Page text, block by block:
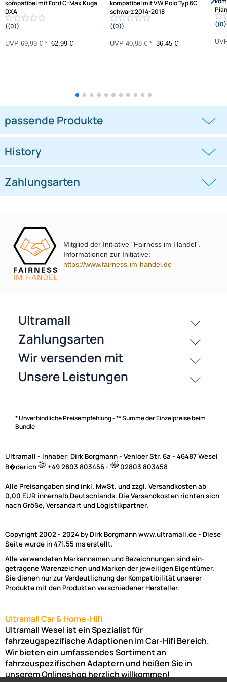
-10%
Doppel DIN Radioblende
kompatibel mit Ford C-Max Kuga
DXA
((0))
-11,1%
schwarz 2014-2018
passende Produkte
Zahlungsarten
Mitglied der Initiative "Fairness im Handel".
Informationen zur Initiative:
https://www.fairness-im-handel.de
* Unverbindliche Preisempfehlung - ** Summe der Einzelpreise beim
Bundle
Ultramall - Inhaber: Dirk Borgmann - Venloer Str. 6a - 46487 Wesel
B�derich
+49 2803 803456 - 02803 803458
Alle Preisangaben sind inkl. MwSt. und zzgl. Versandkosten ab
0,00 EUR innerhalb Deutschlands. Die Versandkosten richten sich
nach Größe, Versandart und Logistikpartner.
Copyright 2002 - 2024 by Dirk Borgmann www.ultramall.de - Diese
Seite wurde in 471.55 ms erstellt.
Alle verwendeten Markennamen und Bezeichnungen sind ein-
getragene Warenzeichen und Marken der jeweiligen Eigentümer.
Sie dienen nur zur Verdeutlichung der Kompatibilität unserer
Produkte mit den Produkten verschiedener Hersteller.
Ultramall Car & Home-Hifi
Ultramall Wesel ist ein Spezialist für
fahrzeugspezifische Adaptionen im Car-Hifi Bereich.
Wir bieten ein umfassendes Sortiment an
fahrzeuspezifischen Adaptern und heißen Sie in
unserem Onlineshop herzlich willkommen!